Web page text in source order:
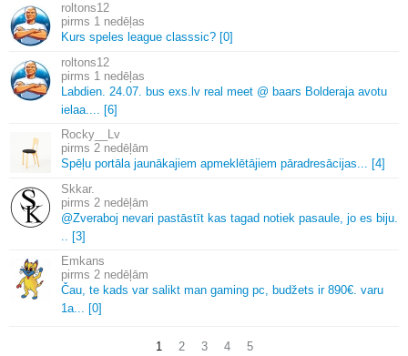
roltons12
1 nedēļas
Kurs speles league classsic? [0]
roltons12
1 nedēļas
Labdien. 24.07. bus exs. lv real meet @ baars Bolderaja avotu
ielaa.... [6]
Rocky__Lv
2 nedēļām
Spēļu portāla jaunākajiem apmeklētājiem pāradresācijas... [4]
Skkar.
2 nedēļām
@Zveraboj nevari pastāstīt kas tagad notiek pasaule, jo es biju.
.. [3]
Emkans
2 nedēļām
Čau, te kads var salikt man gaming pc, budžets ir 890€. varu
1a... [0]
1 2 3 4 5